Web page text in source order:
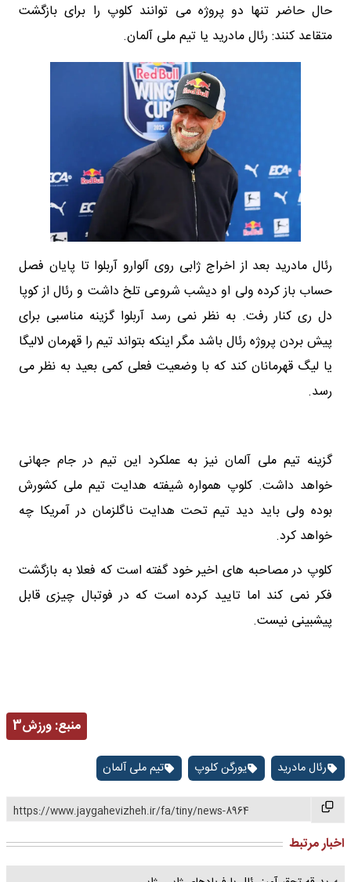
حال حاضر تنها دو پروژه می توانند کلوپ را برای بازگشت
متقاعد کنند: رئال مادرید یا تیم ملی آلمان.
رئال مادرید بعد از اخراج ژابی روی آلوارو آربلوا تا پایان فصل
حساب باز کرده ولی او دیشب شروعی تلخ داشت و رئال از کوپا
دل ری کنار رفت. به نظر نمی رسد آربلوا گزینه مناسبی برای
پیش بردن پروژه رئال باشد مگر اینکه بتواند تیم را قهرمان لالیگا
یا لیگ قهرمانان کند که با وضعیت فعلی کمی بعید به نظر می
رسد.
گزینه تیم ملی آلمان نیز به عملکرد این تیم در جام جهانی
خواهد داشت. کلوپ همواره شیفته هدایت تیم ملی کشورش
بوده ولی باید دید تیم تحت هدایت ناگلزمان در آمریکا چه
خواهد کرد.
کلوپ در مصاحبه های اخیر خود گفته است که فعلا به بازگشت
فکر نمی کند اما تایید کرده است که در فوتبال چیزی قابل
پیشبینی نیست.
منبع:ورزش3
رئال مادرید یورگن کلوپ تیم ملی آلمان
https://www.jaygahevizheh.ir/fa/tiny/news-8964
اخبار مرتبط